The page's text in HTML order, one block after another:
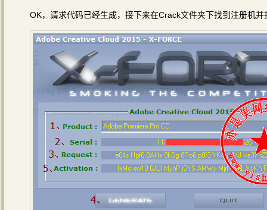
OK，请求代码已经生成，接下来在Crack文件夹下找到注册机并